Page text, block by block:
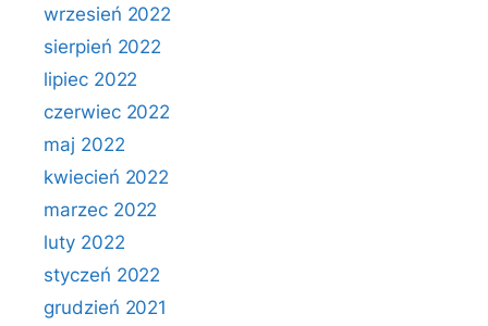
wrzesień 2022
sierpień 2022
lipiec 2022
czerwiec 2022
maj 2022
kwiecień 2022
marzec 2022
luty 2022
styczeń 2022
grudzień 2021